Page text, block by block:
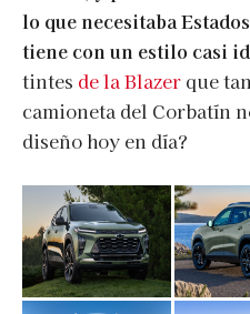
lo que necesitaba
tiene con un estilo casi
tintes de la Blazer que
camioneta del Corbatín
diseño hoy en día?